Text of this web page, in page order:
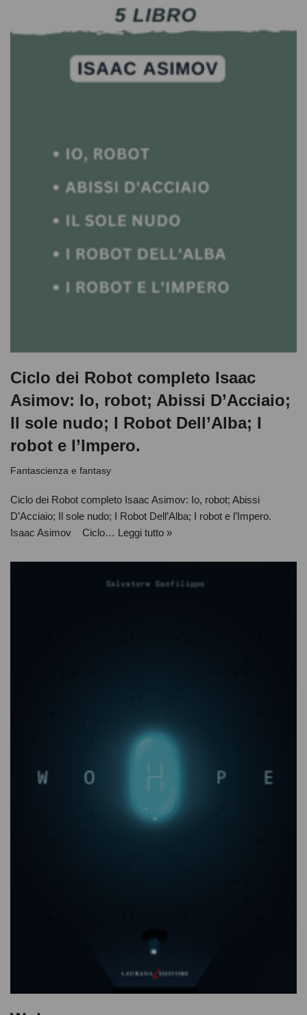
Ciclo dei Robot completo Isaac
Asimov: Io, robot; Abissi D’Acciaio;
Il sole nudo; I Robot Dell’Alba; I
robot e l’Impero.
Fantascienza e fantasy
Ciclo dei Robot completo Isaac Asimov: Io, robot; Abissi
D’Acciaio; Il sole nudo; I Robot Dell’Alba; I robot e l’Impero.
Isaac Asimov Ciclo… Leggi tutto »